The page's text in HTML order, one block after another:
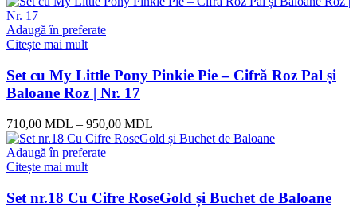
Adaugă în preferate
Citește mai mult
Set cu My Little Pony Pinkie Pie – Cifră Roz Pal și
Baloane Roz | Nr. 17
710,00 MDL – 950,00 MDL
Adaugă în preferate
Citește mai mult
Set nr.18 Cu Cifre RoseGold și Buchet de Baloane